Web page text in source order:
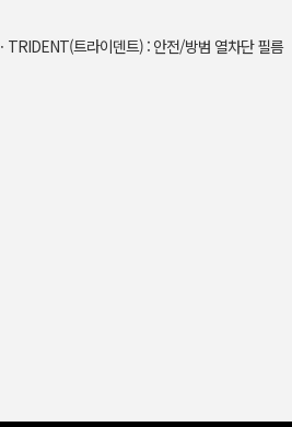
ㆍTRIDENT(트라이덴트) : 안전/방범 열차단 필름